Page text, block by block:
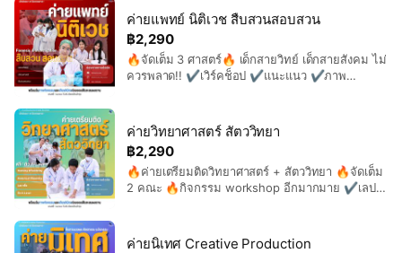
฿2,290
ค่ายแพทย์ นิติเวช สืบสวนสอบสวน
🔥จัดเต็ม 3 ศาสตร์🔥 เด็กสายวิทย์ เด็กสายสังคม ไม่
ควรพลาด!! ✔️เวิร์คช็อป ✔️แนะแนว ✔️ภาพ
฿2,290
ค่ายวิทยาศาสตร์ สัตววิทยา
🔥ค่ายเตรียมติดวิทยาศาสตร์ + สัตววิทยา 🔥จัดเต็ม
2 คณะ 🔥กิจกรรม workshop อีกมากมาย ✔️เลป
ค่ายนิเทศ Creative Production